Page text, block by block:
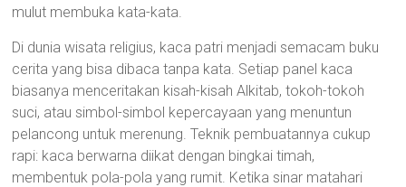
mulut membuka kata-kata.
Di dunia wisata religius, kaca patri menjadi semacam buku
cerita yang bisa dibaca tanpa kata. Setiap panel kaca
biasanya menceritakan kisah-kisah Alkitab, tokoh-tokoh
suci, atau simbol-simbol kepercayaan yang menuntun
pelancong untuk merenung. Teknik pembuatannya cukup
rapi: kaca berwarna diikat dengan bingkai timah,
membentuk pola-pola yang rumit. Ketika sinar matahari